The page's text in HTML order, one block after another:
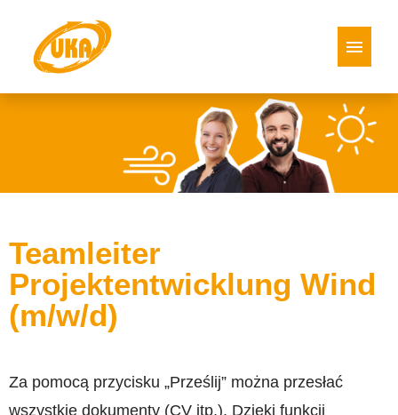
hiszpański włoski Polskie
Teamleiter
Projektentwicklung Wind
(m/w/d)
Za pomocą przycisku „Prześlij” można przesłać
wszystkie dokumenty (CV itp.). Dzięki funkcji